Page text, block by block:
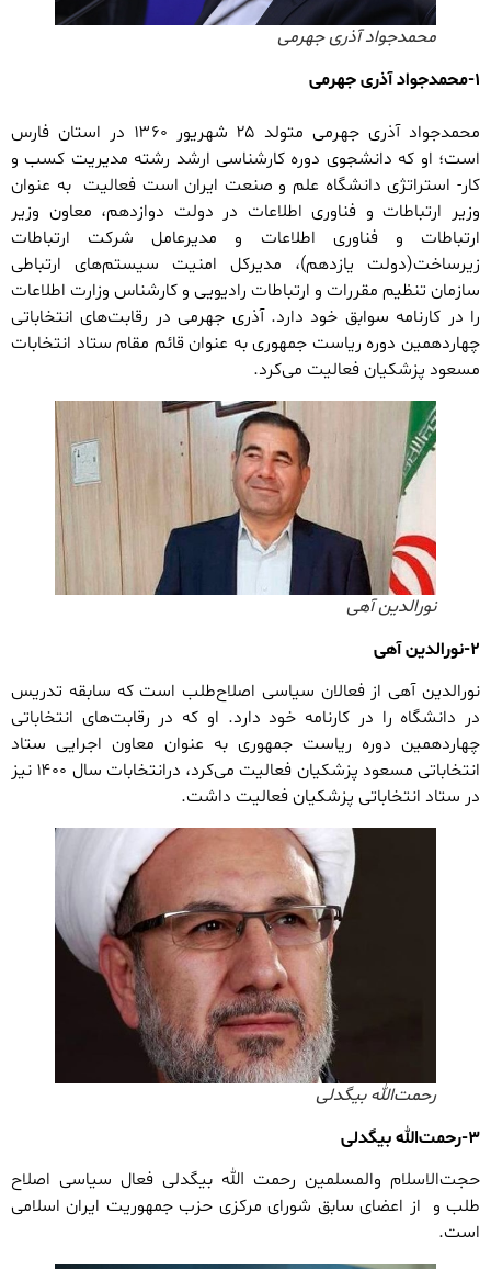
محمدجواد آذری جهرمی
۱-محمدجواد آذری جهرمی
محمدجواد آذری جهرمی متولد ۲۵ شهریور ۱۳۶۰ در استان فارس
است؛ او که دانشجوی دوره کارشناسی ارشد رشته مدیریت کسب و
کار- استراتژی دانشگاه علم و صنعت ایران است فعالیت به عنوان
وزیر ارتباطات و فناوری اطلاعات در دولت دوازدهم، معاون وزیر
ارتباطات و فناوری اطلاعات و مدیرعامل شرکت ارتباطات
زیرساخت(دولت یازدهم)، مدیرکل امنیت سیستم‌های ارتباطی
سازمان تنظیم مقررات و ارتباطات رادیویی و کارشناس وزارت اطلاعات
را در کارنامه سوابق خود دارد. آذری جهرمی در رقابت‌های انتخاباتی
چهاردهمین دوره ریاست جمهوری به عنوان قائم مقام ستاد انتخابات
مسعود پزشکیان فعالیت می‌کرد.
نورالدین آهی
۲-نورالدین آهی
نورالدین آهی از فعالان سیاسی اصلاح‌طلب است که سابقه تدریس
در دانشگاه را در کارنامه خود دارد. او که در رقابت‌های انتخاباتی
چهاردهمین دوره ریاست جمهوری به عنوان معاون اجرایی ستاد
انتخاباتی مسعود پزشکیان فعالیت می‌کرد، درانتخابات سال ۱۴۰۰ نیز
در ستاد انتخاباتی پزشکیان فعالیت داشت.
رحمت‌الله بیگدلی
۳-رحمت‌الله بیگدلی
حجت‌الاسلام والمسلمین رحمت الله بیگدلی فعال سیاسی اصلاح
طلب و از اعضای سابق شورای مرکزی حزب جمهوریت ایران اسلامی
است.